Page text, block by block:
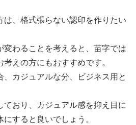
は、格式張らない認印を作りたい
変わることを考えると、苗字では
えの方にもおすすめです。
、カジュアルな分、ビジネス用と
ており、カジュアル感を抑え目に
すると良いでしょう。